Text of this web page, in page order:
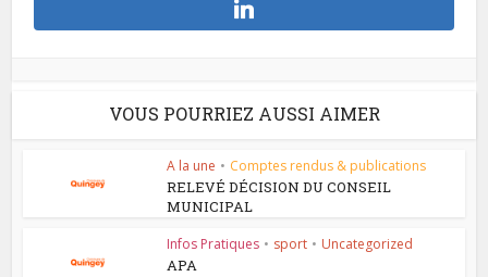
VOUS POURRIEZ AUSSI AIMER
A la une • Comptes rendus & publications
RELEVÉ DÉCISION DU CONSEIL
MUNICIPAL
Infos Pratiques • sport • Uncategorized
APA